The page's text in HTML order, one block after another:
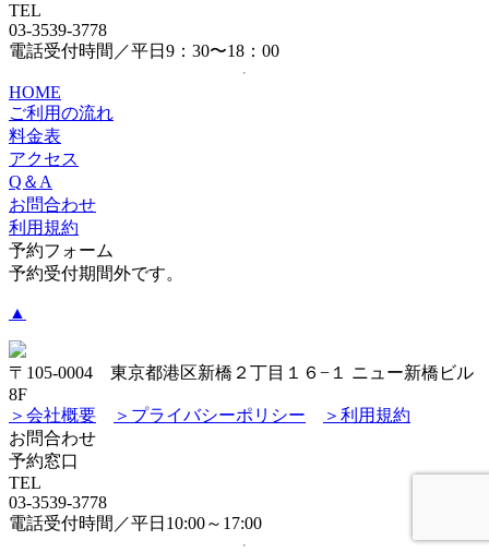
TEL
03-3539-3778
電話受付時間／平日9：30〜18：00
HOME
ご利用の流れ
料金表
アクセス
Q＆A
お問合わせ
利用規約
予約フォーム
予約受付期間外です。
▲
〒105-0004 東京都港区新橋２丁目１６−１ ニュー新橋ビル
8F
＞会社概要
＞プライバシーポリシー
＞利用規約
お問合わせ
予約窓口
TEL
03-3539-3778
電話受付時間／平日10:00～17:00